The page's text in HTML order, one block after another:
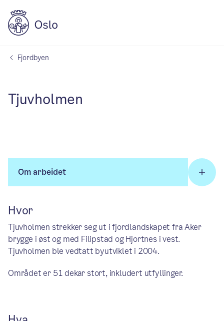
Fjordbyen
Tjuvholmen
Om arbeidet
Hvor
Tjuvholmen strekker seg ut i fjordlandskapet fra Aker
brygge i øst og med Filipstad og Hjortnes i vest.
Tjuvholmen ble vedtatt byutviklet i 2004.
Området er 51 dekar stort, inkludert utfyllinger.